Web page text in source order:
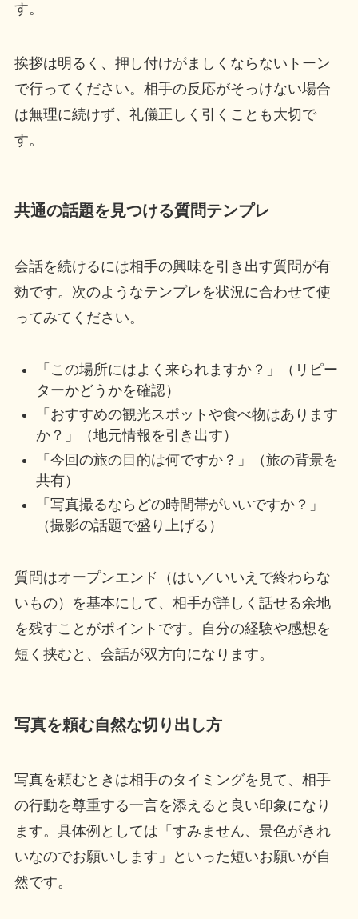
す。
挨拶は明るく、押し付けがましくならないトーン
で行ってください。相手の反応がそっけない場合
は無理に続けず、礼儀正しく引くことも大切で
す。
共通の話題を見つける質問テンプレ
会話を続けるには相手の興味を引き出す質問が有
効です。次のようなテンプレを状況に合わせて使
ってみてください。
「この場所にはよく来られますか？」（リピー
ターかどうかを確認）
「おすすめの観光スポットや食べ物はあります
か？」（地元情報を引き出す）
「今回の旅の目的は何ですか？」（旅の背景を
共有）
「写真撮るならどの時間帯がいいですか？」
（撮影の話題で盛り上げる）
質問はオープンエンド（はい／いいえで終わらな
いもの）を基本にして、相手が詳しく話せる余地
を残すことがポイントです。自分の経験や感想を
短く挟むと、会話が双方向になります。
写真を頼む自然な切り出し方
写真を頼むときは相手のタイミングを見て、相手
の行動を尊重する一言を添えると良い印象になり
ます。具体例としては「すみません、景色がきれ
いなのでお願いします」といった短いお願いが自
然です。